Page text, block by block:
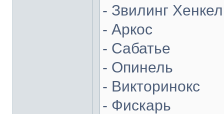
- Звилинг
- Аркос
- Сабатье
- Опинель
- Викторинокс
- Фискарь